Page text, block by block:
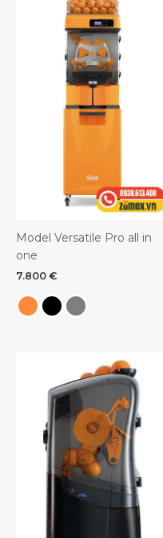
Model Versatile Pro all in
one
7.800 €